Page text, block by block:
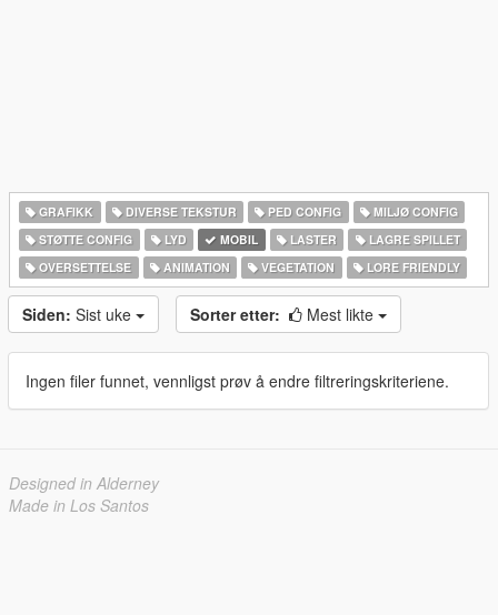
GRAFIKK DIVERSE TEKSTUR PED CONFIG
MILJØ CONFIG
STØTTE CONFIG
LYD MOBIL LASTER
LAGRE SPILLET
OVERSETTELSE
ANIMATION VEGETATION LORE FRIENDLY
Siden: Sist uke Sorter etter: Mest likte
Ingen filer funnet, vennligst prøv å endre filtreringskriteriene.
Designed in Alderney
Made in Los Santos